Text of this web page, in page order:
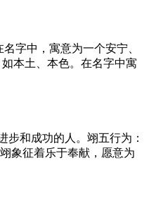
字中，寓意为一个安宁、
本土、本色。在名字中寓
和成功的人。翊五行为：
象征着乐于奉献，愿意为